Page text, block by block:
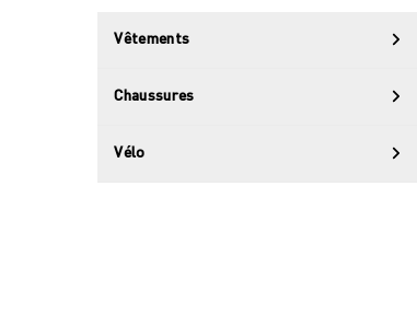
Vêtements
Chaussures
Vélo